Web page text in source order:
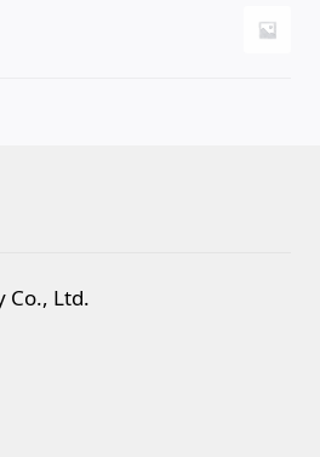
總機 數位IP通訊系統
Co., Ltd.